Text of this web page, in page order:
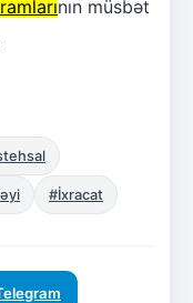
nın müsbət
#İxracat